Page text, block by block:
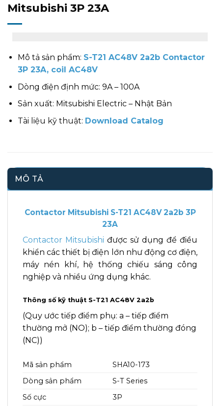
Mitsubishi 3P 23A
Mô tả sản phẩm: S-T21 AC48V 2a2b Contactor
3P 23A, coil AC48V
Dòng điện định mức: 9A – 100A
Sản xuất: Mitsubishi Electric – Nhật Bản
Tài liệu kỹ thuật: Download Catalog
MÔ TẢ
Contactor Mitsubishi S-T21 AC48V 2a2b 3P
23A
Contactor Mitsubishi được sử dụng để điều
khiển các thiết bị điện lớn như động cơ điện,
máy nén khí, hệ thống chiếu sáng công
nghiệp và nhiều ứng dụng khác.
Thông số kỹ thuật S-T21 AC48V 2a2b
(Quy ước tiếp điểm phụ: a – tiếp điểm
thường mở (NO); b – tiếp điểm thường đóng
(NC))
Mã sản phẩm
SHA10-173
Dòng sản phẩm
S-T Series
Số cực
3P